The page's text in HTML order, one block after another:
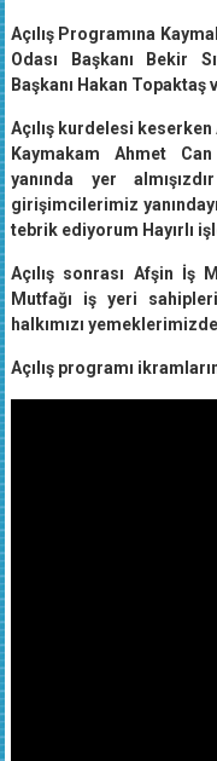
Açılış Programına
Odası Başkanı Bekir
Başkanı Hakan Topaktaş
Açılış kurdelesi
Kaymakam Ahmet
yanında yer
girişimcilerimiz
tebrik ediyorum Hayırlı
Açılış sonrası Afşin İş
Mutfağı iş yeri
halkımızı
Açılış programı